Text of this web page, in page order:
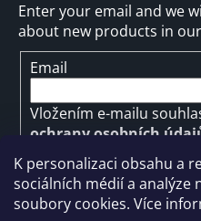
K personalizaci obsahu a
sociálních médií a analýze
soubory cookies. Více
Enter your email and we
about new products in
Email
Vložením e-mailu
ochrany osobních
SUBSCRIBE